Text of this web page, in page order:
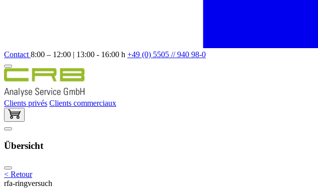
Contact 8:00 – 12:00 | 13:00 - 16:00 h +49 (0) 5505 // 940 98-0
Clients privés Clients commerciaux
Übersicht
< Retour
rfa-ringversuch